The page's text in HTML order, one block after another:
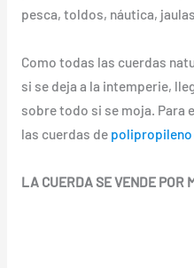
pesca, toldos, náutica,
Como todas las cuerdas
si se deja a la intemperie,
sobre todo si se moja. Para
las cuerdas de polipropileno
LA CUERDA SE VENDE POR